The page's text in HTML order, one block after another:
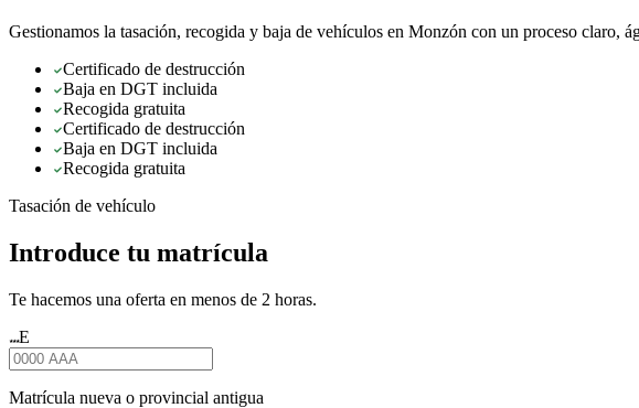
Gestionamos la tasación, recogida y baja de vehículos en Monzón con un proceso claro,
Certificado de destrucción
Baja en DGT incluida
Recogida gratuita
Certificado de destrucción
Baja en DGT incluida
Recogida gratuita
Tasación de vehículo
Introduce tu matrícula
Te hacemos una oferta en menos de 2 horas.
★★★E
Matrícula nueva o provincial antigua